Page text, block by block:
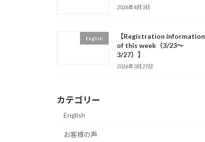
2026年4月3日
English
【Registration information
of this week（3/23～
3/27）】
2026年3月27日
カテゴリー
English
お客様の声